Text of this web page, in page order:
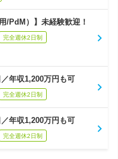
/PdM）】未経験歓迎！
完全週休2日制
年収1,200万円も可
完全週休2日制
年収1,200万円も可
完全週休2日制